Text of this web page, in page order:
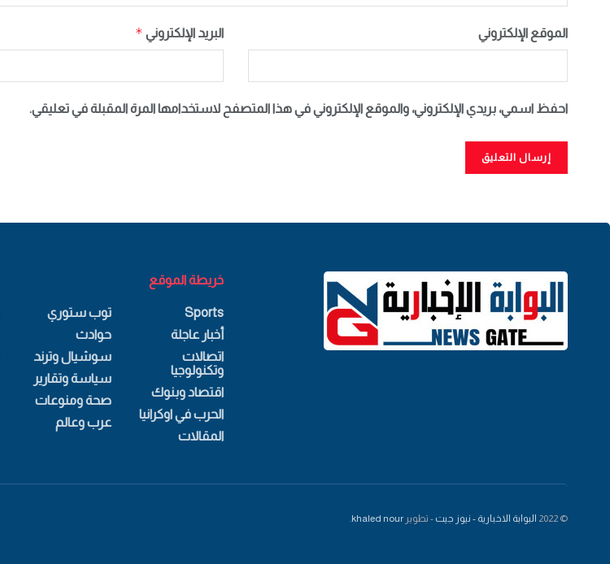
البريد الإلكتروني * الموقع الإلكتروني
احفظ اسمي، بريدي الإلكتروني، والموقع الإلكتروني في هذا المتصفح لاستخدامها المرة المقبلة في تعليقي.
خريطة الموقع
Sports
أخبار عاجلة
اتصالات
وتكنولوجيا
اقتصاد وبنوك
الحرب في اوكرانيا
المقالات
توب ستوري
حوادث
سوشيال وترند
سياسة وتقارير
صحة ومنوعات
عرب وعالم
© 2022 البوابة الاخبارية - نيوز جيت - تطويرkhaled nour
.